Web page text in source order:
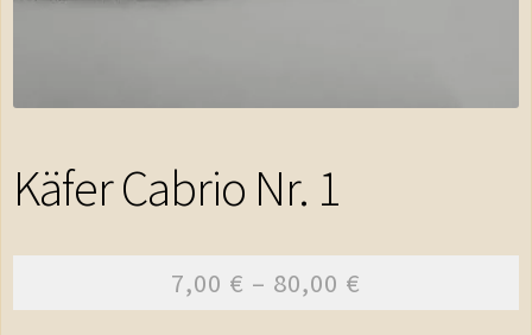
Datenschutzerklärung
Käfer Cabrio Nr. 1
7,00 € – 80,00 €